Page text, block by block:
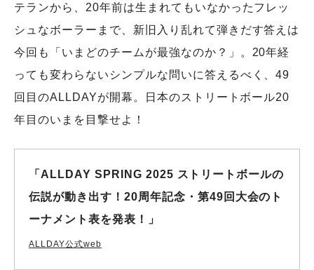
テランから、20年前は生まれてもいなかったフレッ
シュなボーラーまで、新旧入り乱れて弾きだす答えは
今回も「いまどのチームが最強なのか？」。20年経
っても変わらないシンプルな問いに答えるべく、49
回目のALLDAYが開幕。日本のストリートボール20
年目のいまを目撃せよ！
「ALLDAY SPRING 2025 ストリートボールの
伝説が動き出す！20周年記念・第49回大会のト
ーナメント表を発表！」
ALLDAY公式web